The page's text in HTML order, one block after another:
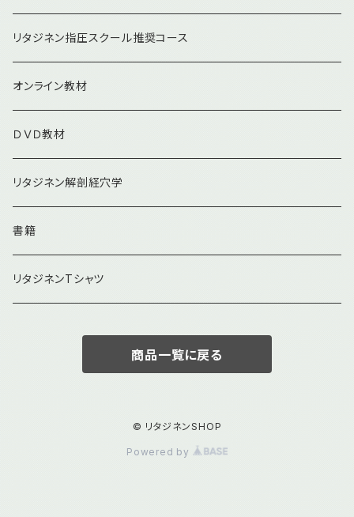
リタジネン指圧スクール推奨コース
オンライン教材
ＤＶＤ教材
リタジネン解剖経穴学
書籍
リタジネンTシャツ
商品一覧に戻る
© リタジネンSHOP
Powered by